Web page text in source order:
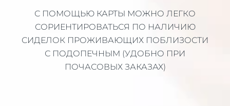
С ПОМОЩЬЮ КАРТЫ МОЖНО ЛЕГКО
СОРИЕНТИРОВАТЬСЯ ПО НАЛИЧИЮ
СИДЕЛОК ПРОЖИВАЮЩИХ ПОБЛИЗОСТИ
С ПОДОПЕЧНЫМ (УДОБНО ПРИ
ПОЧАСОВЫХ ЗАКАЗАХ)